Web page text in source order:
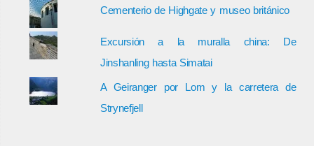
Cementerio de Highgate y museo británico
Excursión a la muralla china: De
Jinshanling hasta Simatai
A Geiranger por Lom y la carretera de
Strynefjell